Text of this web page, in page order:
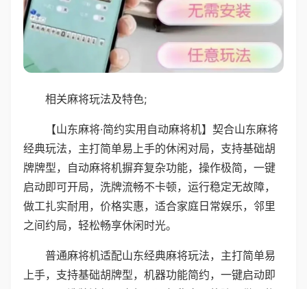
相关麻将玩法及特色;
【山东麻将·简约实用自动麻将机】契合山东麻将
经典玩法，主打简单易上手的休闲对局，支持基础胡
牌牌型，自动麻将机摒弃复杂功能，操作极简，一键
启动即可开局，洗牌流畅不卡顿，运行稳定无故障，
做工扎实耐用，价格实惠，适合家庭日常娱乐，邻里
之间约局，轻松畅享休闲时光。
普通麻将机适配山东经典麻将玩法，主打简单易
上手，支持基础胡牌型，机器功能简约，一键启动即